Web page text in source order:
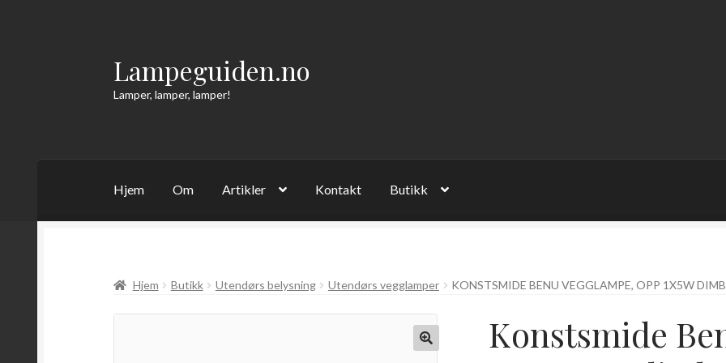
Hopp
til
navigasjon
Hopp
til
innhold
Lampeguiden.no
Lamper, lamper, lamper!
Hjem Om Artikler Kontakt Butikk
Hjem Butikk Utendørs belysning Utendørs vegglamper KONSTSMIDE BENU VEGGLAMPE, OPP 1X5W
Konstsmide